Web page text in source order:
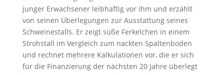
junger Erwachsener leibhaftig vor ihm und erzählt
von seinen Überlegungen zur Ausstattung seines
Schweinestalls. Er zeigt süße Ferkelchen in einem
Strohstall im Vergleich zum nackten Spaltenboden
und rechnet mehrere Kalkulationen vor, die er sich
für die Finanzierung der nächsten 20 Jahre überlegt